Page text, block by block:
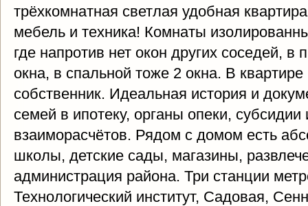
трёхкомнатная светлая удобная
мебель и техника! Комнаты
где напротив нет окон других соседей, в
окна, в спальной тоже 2 окна. В
собственник. Идеальная история и
семей в ипотеку, органы опеки,
взаиморасчётов. Рядом с домом есть
школы, детские сады, магазины,
администрация района. Три станции
Технологический институт, Садовая,